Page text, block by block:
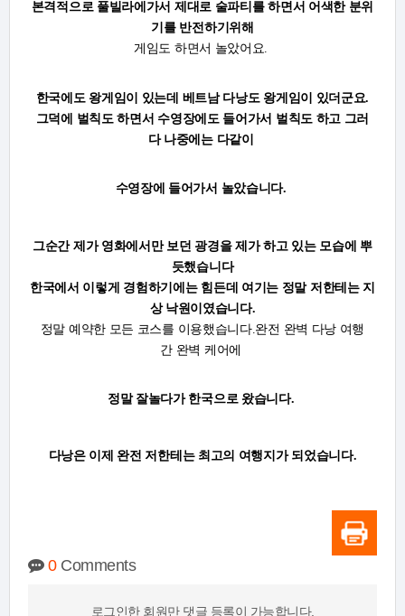
본격적으로 풀빌라에가서 제대로 술파티를 하면서 어색한 분위
기를 반전하기위해
게임도 하면서 놀았어요.
한국에도 왕게임이 있는데 베트남 다낭도 왕게임이 있더군요.
그덕에 벌칙도 하면서 수영장에도 들어가서 벌칙도 하고 그러
다 나중에는 다같이
수영장에 들어가서 놀았습니다.
그순간 제가 영화에서만 보던 광경을 제가 하고 있는 모습에 뿌
듯했습니다
한국에서 이렇게 경험하기에는 힘든데 여기는 정말 저한테는 지
상 낙원이였습니다.
정말 예약한 모든 코스를 이용했습니다.완전 완벽 다낭 여행
간 완벽 케어에
정말 잘놀다가 한국으로 왔습니다.
다낭은 이제 완전 저한테는 최고의 여행지가 되었습니다.
0Comments
로그인한 회원만 댓글 등록이 가능합니다.